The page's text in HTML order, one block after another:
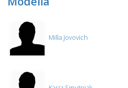
Milla Jovovich